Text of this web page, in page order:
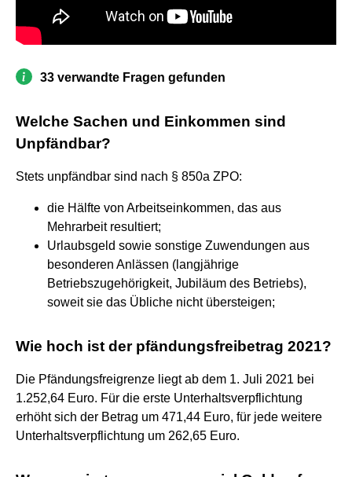
33 verwandte Fragen gefunden
Welche Sachen und Einkommen sind
Unpfändbar?
Stets unpfändbar sind nach § 850a ZPO:
die Hälfte von Arbeitseinkommen, das aus
Mehrarbeit resultiert;
Urlaubsgeld sowie sonstige Zuwendungen aus
besonderen Anlässen (langjährige
Betriebszugehörigkeit, Jubiläum des Betriebs),
soweit sie das Übliche nicht übersteigen;
Wie hoch ist der pfändungsfreibetrag 2021?
Die Pfändungsfreigrenze liegt ab dem 1. Juli 2021 bei
1.252,64 Euro. Für die erste Unterhaltsverpflichtung
erhöht sich der Betrag um 471,44 Euro, für jede weitere
Unterhaltsverpflichtung um 262,65 Euro.